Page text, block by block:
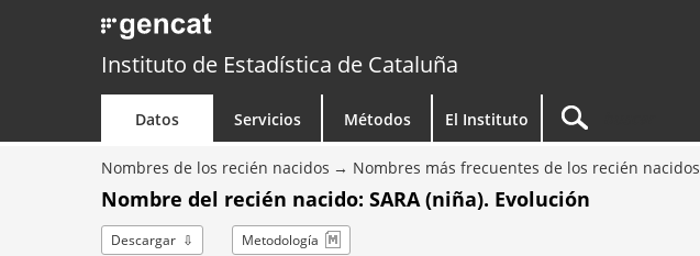
Instituto de Estadística de Cataluña
Datos Servicios Métodos El Instituto
Nombres de los recién nacidos Nombres más frecuentes de los recién nacidos
Nombre del recién nacido: SARA (niña). Evolución
Descargar Metodología